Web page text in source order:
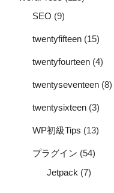
SEO (9)
twentyfifteen (15)
twentyfourteen (4)
twentyseventeen (8)
twentysixteen (3)
WP初級Tips (13)
プラグイン (54)
Jetpack (7)